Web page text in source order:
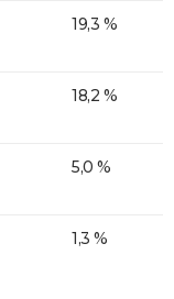
19,3 %
18,2 %
5,0 %
1,3 %